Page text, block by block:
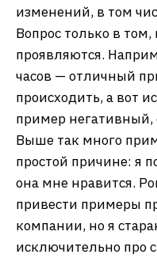
изменений, в том
Вопрос только в
проявляются.
часов — отличный
происходить, а вот
пример негативный,
Выше так много
простой причине: я
она мне нравится.
привести примеры
компании, но я
исключительно про